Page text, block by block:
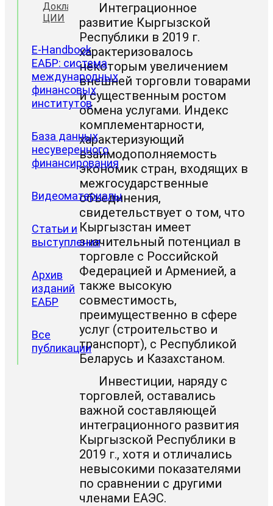
Доклады
ЦИИ
E-Handbook
ЕАБР: система
международных
финансовых
институтов
База данных
несуверенного
финансирования
Видеоматериалы
Статьи и
выступления
Архив
изданий
ЕАБР
Все
публикации
Интеграционное
развитие Кыргызской
Республики в 2019 г.
характеризовалось
некоторым увеличением
внешней торговли товарами
и существенным ростом
обмена услугами. Индекс
комплементарности,
характеризующий
взаимодополняемость
экономик стран, входящих в
межгосударственные
объединения,
свидетельствует о том, что
Кыргызстан имеет
значительный потенциал в
торговле с Российской
Федерацией и Арменией, а
также высокую
совместимость,
преимущественно в сфере
услуг (строительство и
транспорт), с Республикой
Беларусь и Казахстаном.
Инвестиции, наряду с
торговлей, оставались
важной составляющей
интеграционного развития
Кыргызской Республики в
2019 г., хотя и отличались
невысокими показателями
по сравнении с другими
членами ЕАЭС.